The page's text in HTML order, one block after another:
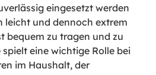
eingesetzt werden
leicht und dennoch extrem
bequem zu tragen und zu
eine wichtige Rolle bei
im Haushalt, der